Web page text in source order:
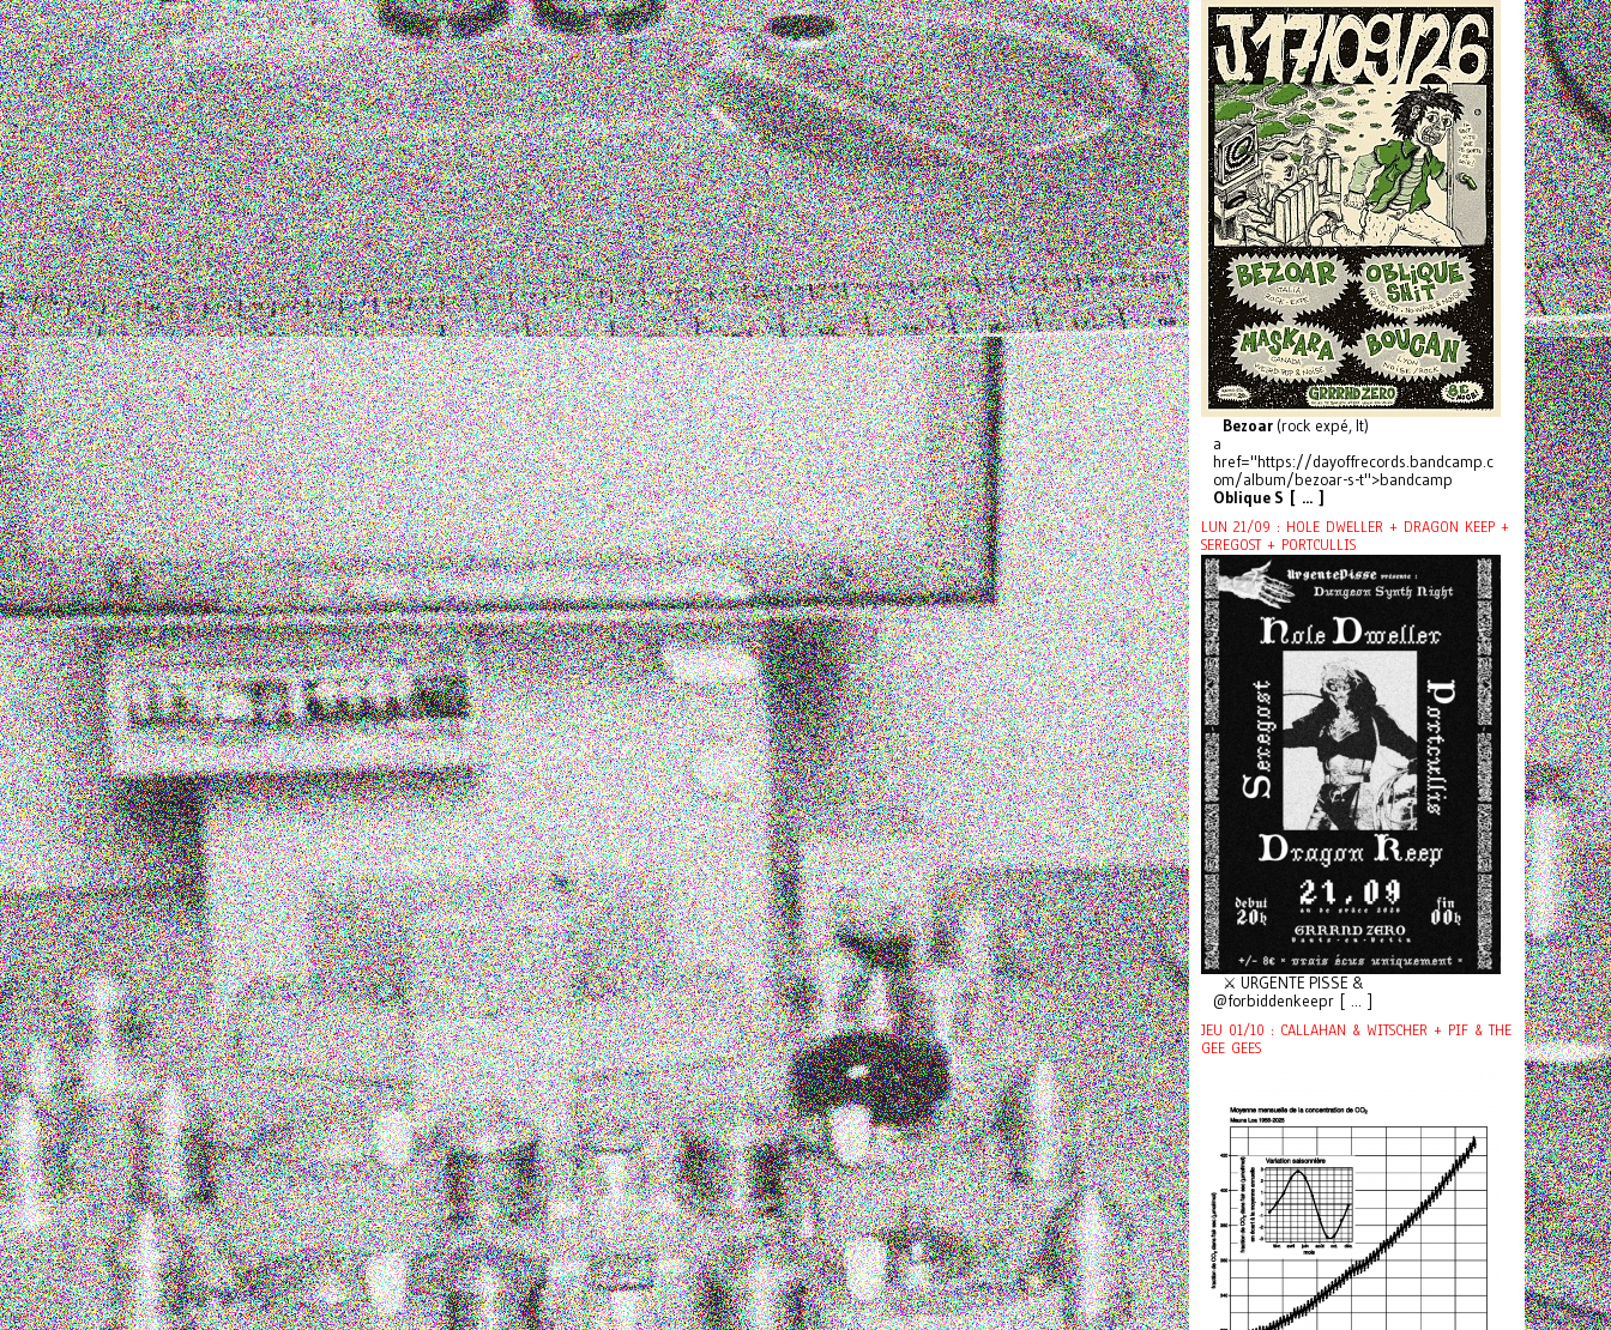
Bezoar (rock expé, It)
a
href="https://dayoffrecords.bandcamp.c
om/album/bezoar-s-t">bandcamp
Oblique S [ ... ]
LUN 21/09 : HOLE DWELLER + DRAGON KEEP +
SEREGOST + PORTCULLIS
⚔️ URGENTE PISSE &
@forbiddenkeepr [ ... ]
JEU 01/10 : CALLAHAN & WITSCHER + PIF & THE
GEE GEES